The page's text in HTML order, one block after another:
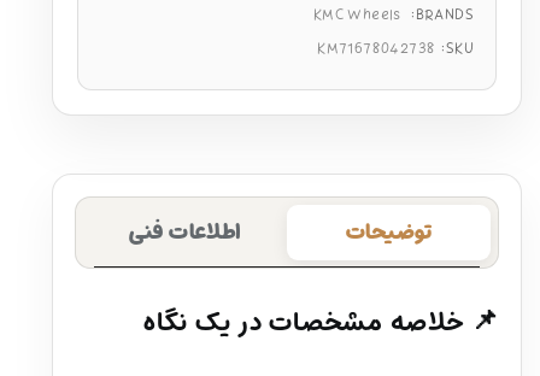
BRANDS:
KMC Wheels
SKU:
KM71678042738
توضیحات اطلاعات فنی
📌 خلاصه مشخصات در یک نگاه